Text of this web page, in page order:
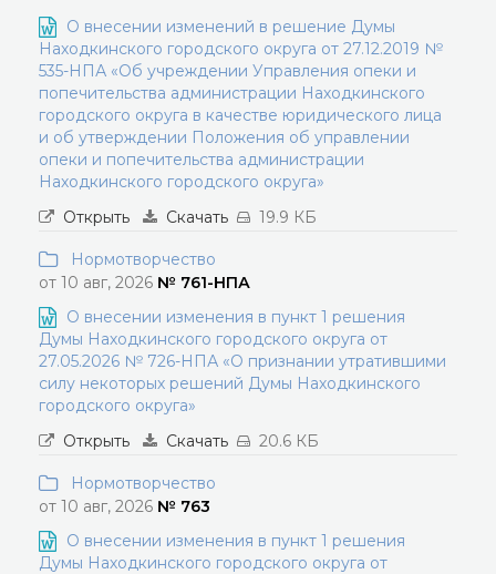
О внесении изменений в решение Думы
Находкинского городского округа от 27.12.2019 №
535-НПА «Об учреждении Управления опеки и
попечительства администрации Находкинского
городского округа в качестве юридического лица
и об утверждении Положения об управлении
опеки и попечительства администрации
Находкинского городского округа»
Открыть
Скачать 19.9 КБ
Нормотворчество
от 10 авг, 2026 № 761-НПА
О внесении изменения в пункт 1 решения
Думы Находкинского городского округа от
27.05.2026 № 726-НПА «О признании утратившими
силу некоторых решений Думы Находкинского
городского округа»
Открыть
Скачать 20.6 КБ
Нормотворчество
от 10 авг, 2026 № 763
О внесении изменения в пункт 1 решения
Думы Находкинского городского округа от